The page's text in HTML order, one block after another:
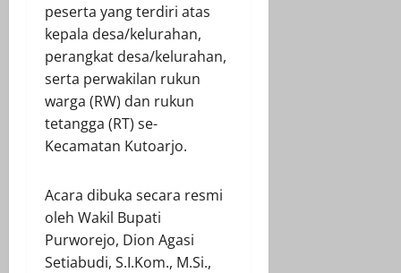
peserta yang terdiri atas
kepala desa/kelurahan,
perangkat desa/kelurahan,
serta perwakilan rukun
warga (RW) dan rukun
tetangga (RT) se-
Kecamatan Kutoarjo.
Acara dibuka secara resmi
oleh Wakil Bupati
Purworejo, Dion Agasi
Setiabudi, S.I.Kom., M.Si.,